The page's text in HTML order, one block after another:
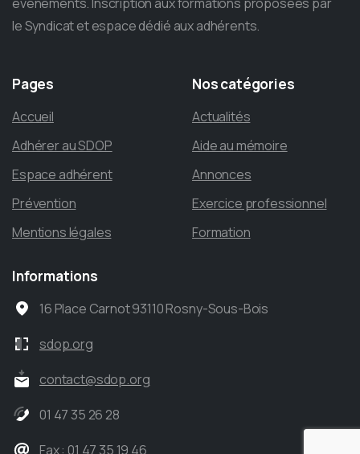
le Syndicat et espace dédié aux adhérents.
Pages
Accueil
Adhérer au SDOP
Espace adhérent
Prévention
Mentions légales
Noscatégories
Actualités
Aide au mémoire
Annonces
Exercice professionnel
Formation
Informations
16 Place Carnot 93110 Rosny-Sous-Bois
sdop.org
contact@sdop.org
01 47 35 26 28
Fax : 01 47 35 19 46